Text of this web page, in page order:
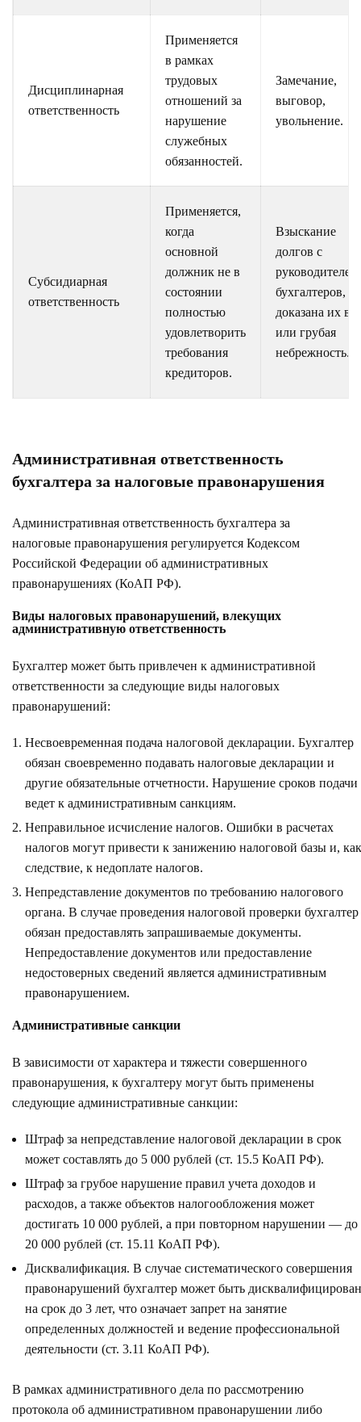
Дисциплинарная
ответственность
Применяется
в рамках
трудовых
отношений за
нарушение
служебных
обязанностей.
Замечание,
выговор,
увольнение.
Субсидиарная
ответственность
Применяется,
когда
основной
должник не в
состоянии
полностью
удовлетворить
требования
кредиторов.
Взыскание
долгов с
руководителей
бухгалтеров,
доказана их
или грубая
небрежность.
Административная ответственность
бухгалтера за налоговые правонарушения
Административная ответственность бухгалтера за
налоговые правонарушения регулируется Кодексом
Российской Федерации об административных
правонарушениях (КоАП РФ).
Виды налоговых правонарушений, влекущих
административную ответственность
Бухгалтер может быть привлечен к административной
ответственности за следующие виды налоговых
правонарушений:
Несвоевременная подача налоговой декларации. Бухгалтер
обязан своевременно подавать налоговые декларации и
другие обязательные отчетности. Нарушение сроков подачи
ведет к административным санкциям.
Неправильное исчисление налогов. Ошибки в расчетах
налогов могут привести к занижению налоговой базы и, как
следствие, к недоплате налогов.
Непредставление документов по требованию налогового
органа. В случае проведения налоговой проверки бухгалтер
обязан предоставлять запрашиваемые документы.
Непредоставление документов или предоставление
недостоверных сведений является административным
правонарушением.
Административные санкции
В зависимости от характера и тяжести совершенного
правонарушения, к бухгалтеру могут быть применены
следующие административные санкции:
Штраф за непредставление налоговой декларации в срок
может составлять до 5 000 рублей (ст. 15.5 КоАП РФ).
Штраф за грубое нарушение правил учета доходов и
расходов, а также объектов налогообложения может
достигать 10 000 рублей, а при повторном нарушении — до
20 000 рублей (ст. 15.11 КоАП РФ).
Дисквалификация. В случае систематического совершения
правонарушений бухгалтер может быть дисквалифицирован
на срок до 3 лет, что означает запрет на занятие
определенных должностей и ведение профессиональной
деятельности (ст. 3.11 КоАП РФ).
В рамках административного дела по рассмотрению
протокола об административном правонарушении либо